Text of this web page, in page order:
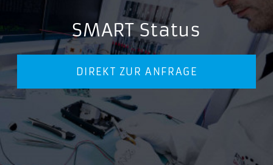
SMART Status
DIREKT ZUR ANFRAGE